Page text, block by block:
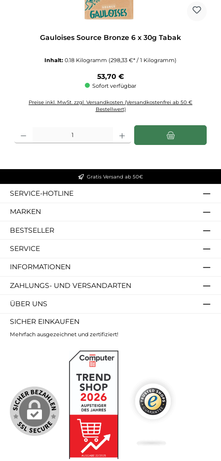
Gauloises Source Bronze 6 x 30g Tabak
Inhalt: 0.18 Kilogramm (298,33 €* / 1 Kilogramm)
Regulärer Preis:
53,70 €
Sofort verfügbar
Preise inkl. MwSt. zzgl. Versandkosten (Versandkostenfrei ab 50 €
Bestellwert)
Gratis Versand ab 50€
SERVICE-HOTLINE
MARKEN
BESTSELLER
SERVICE
INFORMATIONEN
ZAHLUNGS- UND VERSANDARTEN
ÜBER UNS
SICHER EINKAUFEN
Mehrfach ausgezeichnet und zertifiziert!